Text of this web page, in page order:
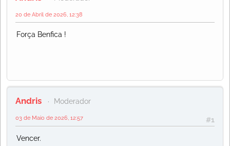
20 de Abril de 2026, 12:38
Força Benfica !
Andris Moderador
#1
03 de Maio de 2026, 12:57
Vencer.